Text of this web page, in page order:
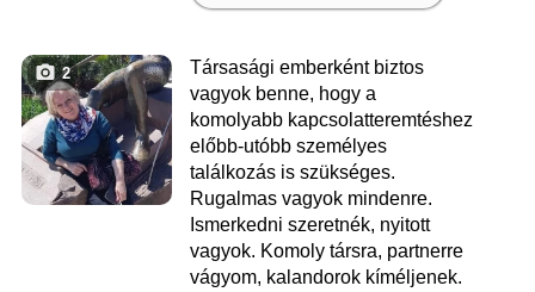
2
Társasági emberként biztos
vagyok benne, hogy a
komolyabb kapcsolatteremtéshez
előbb-utóbb személyes
találkozás is szükséges.
Rugalmas vagyok mindenre.
Ismerkedni szeretnék, nyitott
vagyok. Komoly társra, partnerre
vágyom, kalandorok kíméljenek.